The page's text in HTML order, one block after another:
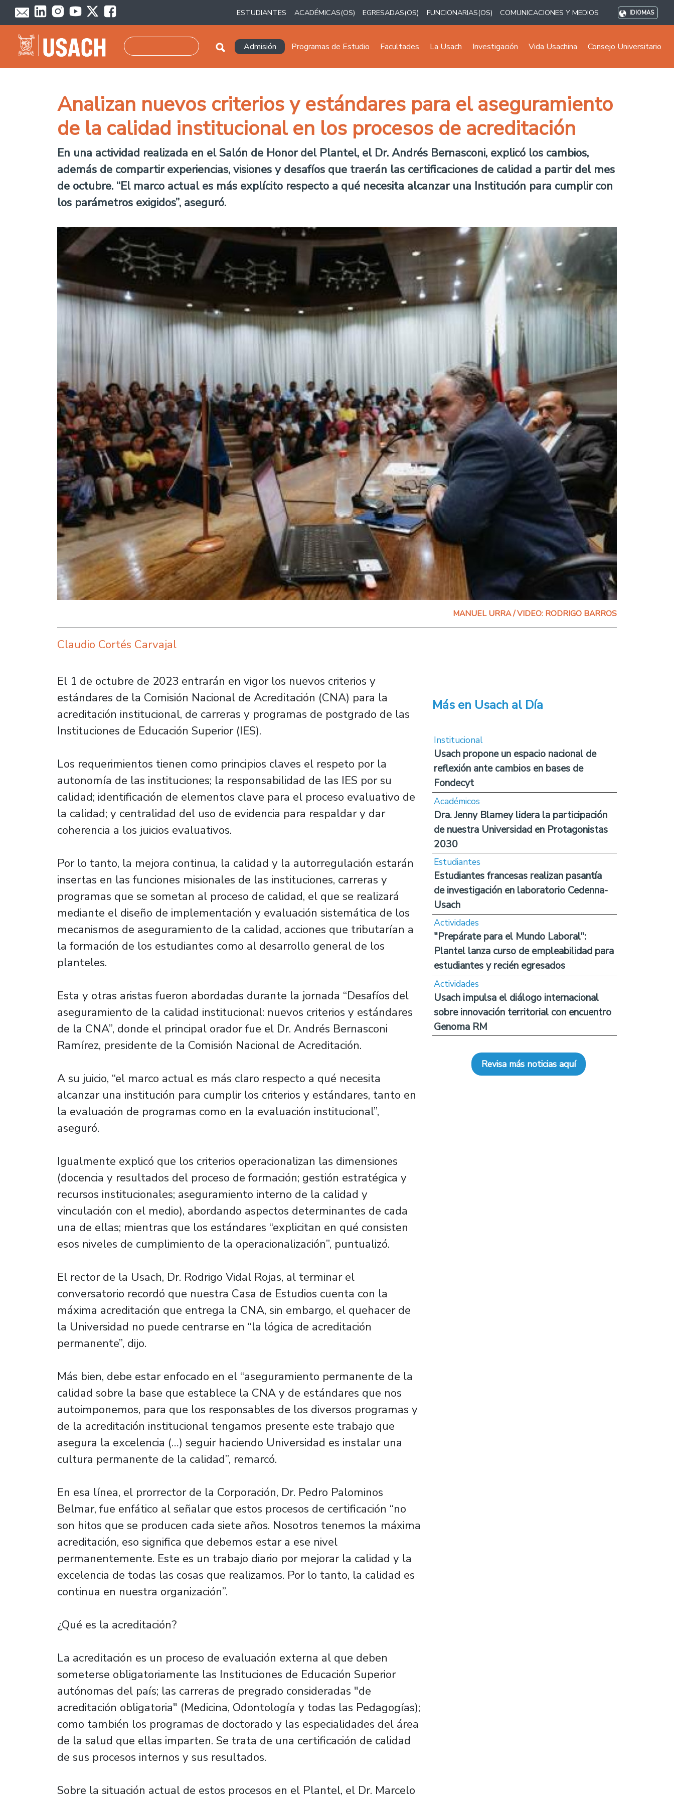
Pasar al contenido principal
ESTUDIANTES ACADÉMICAS(OS) EGRESADAS(OS) FUNCIONARIAS(OS) COMUNICACIONES Y MEDIOS IDIOMAS
Navegación principal
Admisión Programas de Estudio Facultades La Usach Investigación Vida Usachina Consejo Universitario
Analizan nuevos criterios y estándares para el aseguramiento
de la calidad institucional en los procesos de acreditación
En una actividad realizada en el Salón de Honor del Plantel, el Dr. Andrés Bernasconi, explicó los cambios,
además de compartir experiencias, visiones y desafíos que traerán las certificaciones de calidad a partir del mes
de octubre. “El marco actual es más explícito respecto a qué necesita alcanzar una Institución para cumplir con
los parámetros exigidos”, aseguró.
MANUEL URRA / VIDEO: RODRIGO BARROS
Claudio Cortés Carvajal
El 1 de octubre de 2023 entrarán en vigor los nuevos criterios y
estándares de la Comisión Nacional de Acreditación (CNA) para la
acreditación institucional, de carreras y programas de postgrado de las
Instituciones de Educación Superior (IES).
Los requerimientos tienen como principios claves el respeto por la
autonomía de las instituciones; la responsabilidad de las IES por su
calidad; identificación de elementos clave para el proceso evaluativo de
la calidad; y centralidad del uso de evidencia para respaldar y dar
coherencia a los juicios evaluativos.
Por lo tanto, la mejora continua, la calidad y la autorregulación estarán
insertas en las funciones misionales de las instituciones, carreras y
programas que se sometan al proceso de calidad, el que se realizará
mediante el diseño de implementación y evaluación sistemática de los
mecanismos de aseguramiento de la calidad, acciones que tributarían a
la formación de los estudiantes como al desarrollo general de los
planteles.
Esta y otras aristas fueron abordadas durante la jornada “Desafíos del
aseguramiento de la calidad institucional: nuevos criterios y estándares
de la CNA”, donde el principal orador fue el Dr. Andrés Bernasconi
Ramírez, presidente de la Comisión Nacional de Acreditación.
A su juicio, “el marco actual es más claro respecto a qué necesita
alcanzar una institución para cumplir los criterios y estándares, tanto en
la evaluación de programas como en la evaluación institucional”,
aseguró.
Igualmente explicó que los criterios operacionalizan las dimensiones
(docencia y resultados del proceso de formación; gestión estratégica y
recursos institucionales; aseguramiento interno de la calidad y
vinculación con el medio), abordando aspectos determinantes de cada
una de ellas; mientras que los estándares “explicitan en qué consisten
esos niveles de cumplimiento de la operacionalización”, puntualizó.
El rector de la Usach, Dr. Rodrigo Vidal Rojas, al terminar el
conversatorio recordó que nuestra Casa de Estudios cuenta con la
máxima acreditación que entrega la CNA, sin embargo, el quehacer de
la Universidad no puede centrarse en “la lógica de acreditación
permanente”, dijo.
Más bien, debe estar enfocado en el “aseguramiento permanente de la
calidad sobre la base que establece la CNA y de estándares que nos
autoimponemos, para que los responsables de los diversos programas y
de la acreditación institucional tengamos presente este trabajo que
asegura la excelencia (…) seguir haciendo Universidad es instalar una
cultura permanente de la calidad”, remarcó.
En esa línea, el prorrector de la Corporación, Dr. Pedro Palominos
Belmar, fue enfático al señalar que estos procesos de certificación “no
son hitos que se producen cada siete años. Nosotros tenemos la máxima
acreditación, eso significa que debemos estar a ese nivel
permanentemente. Este es un trabajo diario por mejorar la calidad y la
excelencia de todas las cosas que realizamos. Por lo tanto, la calidad es
continua en nuestra organización”.
¿Qué es la acreditación?
La acreditación es un proceso de evaluación externa al que deben
someterse obligatoriamente las Instituciones de Educación Superior
autónomas del país; las carreras de pregrado consideradas "de
acreditación obligatoria" (Medicina, Odontología y todas las Pedagogías);
como también los programas de doctorado y las especialidades del área
de la salud que ellas imparten. Se trata de una certificación de calidad
de sus procesos internos y sus resultados.
Sobre la situación actual de estos procesos en el Plantel, el Dr. Marcelo
Más en Usach al Día
Institucional
Usach propone un espacio nacional de
reflexión ante cambios en bases de
Fondecyt
Académicos
Dra. Jenny Blamey lidera la participación
de nuestra Universidad en Protagonistas
2030
Estudiantes
Estudiantes francesas realizan pasantía
de investigación en laboratorio Cedenna-
Usach
Actividades
"Prepárate para el Mundo Laboral":
Plantel lanza curso de empleabilidad para
estudiantes y recién egresados
Actividades
Usach impulsa el diálogo internacional
sobre innovación territorial con encuentro
Genoma RM
Revisa más noticias aquí